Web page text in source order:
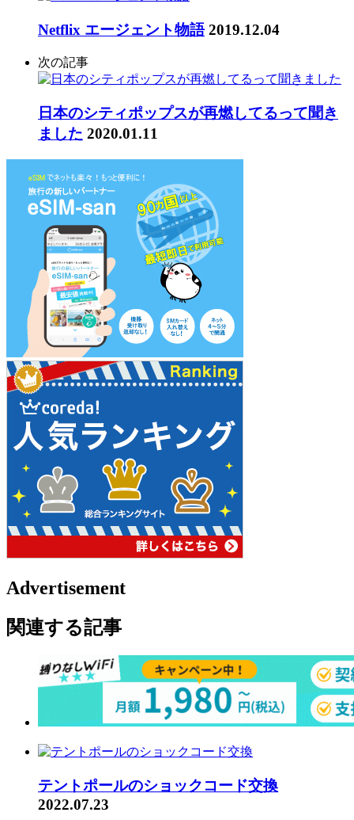
Netflix エージェント物語 2019.12.04
次の記事
日本のシティポップスが再燃してるって聞き
ました 2020.01.11
Advertisement
関連する記事
テントポールのショックコード交換
2022.07.23